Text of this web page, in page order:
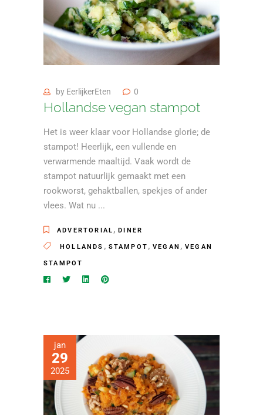
by EerlijkerEten 0
Hollandse vegan stampot
Het is weer klaar voor Hollandse glorie; de
stampot! Heerlijk, een vullende en
verwarmende maaltijd. Vaak wordt de
stampot natuurlijk gemaakt met een
rookworst, gehaktballen, spekjes of ander
vlees. Wat nu
ADVERTORIAL ,DINER
HOLLANDS , STAMPOT ,VEGAN ,VEGAN
STAMPOT
jan
29
2025